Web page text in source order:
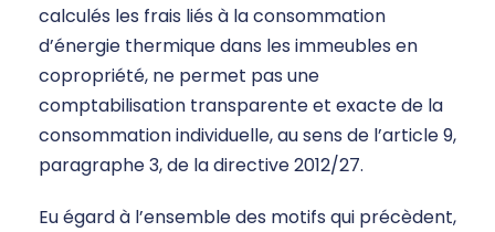
calculés les frais liés à la consommation
d’énergie thermique dans les immeubles en
copropriété, ne permet pas une
comptabilisation transparente et exacte de la
consommation individuelle, au sens de l’article 9,
paragraphe 3, de la directive 2012/27.
Eu égard à l’ensemble des motifs qui précèdent,